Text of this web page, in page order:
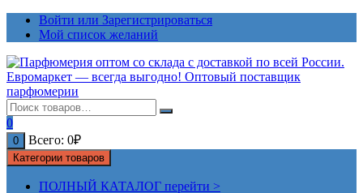
ПерейтиВойти или Зарегистрироваться
Мой список желаний
0
0 Всего: 0₽
Категории товаров
ПОЛНЫЙ КАТАЛОГ перейти >